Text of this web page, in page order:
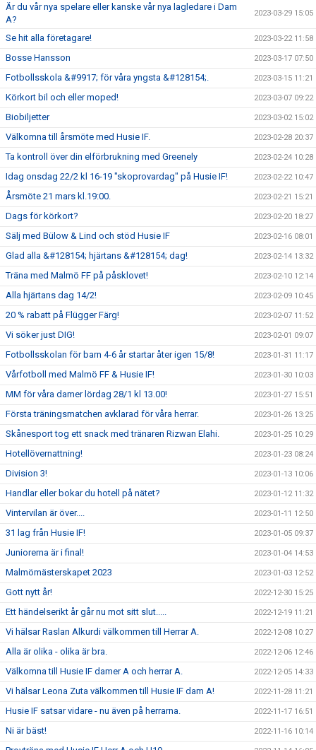
Är du vår nya spelare eller kanske vår nya lagledare i Dam
A?
2023-03-29 15:05
Se hit alla företagare! 2023-03-22 11:58
Bosse Hansson 2023-03-17 07:50
Fotbollsskola &#9917; för våra yngsta &#128154;. 2023-03-15 11:21
Körkort bil och eller moped! 2023-03-07 09:22
Biobiljetter 2023-03-02 15:02
Välkomna till årsmöte med Husie IF. 2023-02-28 20:37
Ta kontroll över din elförbrukning med Greenely 2023-02-24 10:28
Idag onsdag 22/2 kl 16-19 "skoprovardag" på Husie IF! 2023-02-22 10:47
Årsmöte 21 mars kl.19:00. 2023-02-21 15:21
Dags för körkort? 2023-02-20 18:27
Sälj med Bülow & Lind och stöd Husie IF 2023-02-16 08:01
Glad alla &#128154; hjärtans &#128154; dag! 2023-02-14 13:32
Träna med Malmö FF på påsklovet! 2023-02-10 12:14
Alla hjärtans dag 14/2! 2023-02-09 10:45
20 % rabatt på Flügger Färg! 2023-02-07 11:52
Vi söker just DIG! 2023-02-01 09:07
Fotbollsskolan för barn 4-6 år startar åter igen 15/8! 2023-01-31 11:17
Vårfotboll med Malmö FF & Husie IF! 2023-01-30 10:03
MM för våra damer lördag 28/1 kl 13.00! 2023-01-27 15:51
Första träningsmatchen avklarad för våra herrar. 2023-01-26 13:25
Skånesport tog ett snack med tränaren Rizwan Elahi. 2023-01-25 10:29
Hotellövernattning! 2023-01-23 08:24
Division 3! 2023-01-13 10:06
Handlar eller bokar du hotell på nätet? 2023-01-12 11:32
Vintervilan är över.... 2023-01-11 12:50
31 lag från Husie IF! 2023-01-05 09:37
Juniorerna är i final! 2023-01-04 14:53
Malmömästerskapet 2023 2023-01-03 12:52
Gott nytt år! 2022-12-30 15:25
Ett händelserikt år går nu mot sitt slut..... 2022-12-19 11:21
Vi hälsar Raslan Alkurdi välkommen till Herrar A. 2022-12-08 10:27
Alla är olika - olika är bra. 2022-12-06 12:46
Välkomna till Husie IF damer A och herrar A. 2022-12-05 14:33
Vi hälsar Leona Zuta välkommen till Husie IF dam A! 2022-11-28 11:21
Husie IF satsar vidare - nu även på herrarna. 2022-11-17 16:51
Ni är bäst! 2022-11-16 10:14